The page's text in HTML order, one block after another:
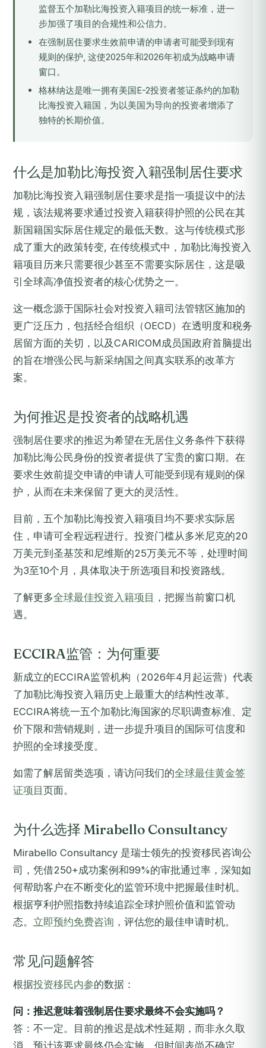
监督五个加勒比海投资入籍项目的统一标准，进一
步加强了项目的合规性和公信力。
在强制居住要求生效前申请的申请者可能受到现有
规则的保护, 这使2025年和2026年初成为战略申请
窗口。
格林纳达是唯一拥有美国E-2投资者签证条约的加勒
比海投资入籍国，为以美国为导向的投资者增添了
独特的长期价值。
什么是加勒比海投资入籍强制居住要求
加勒比海投资入籍强制居住要求是指一项提议中的法
规，该法规将要求通过投资入籍获得护照的公民在其
新国籍国实际居住规定的最低天数。这与传统模式形
成了重大的政策转变, 在传统模式中，加勒比海投资入
籍项目历来只需要很少甚至不需要实际居住，这是吸
引全球高净值投资者的核心优势之一。
这一概念源于国际社会对投资入籍司法管辖区施加的
更广泛压力，包括经合组织（OECD）在透明度和税务
居留方面的关切，以及CARICOM成员国政府首脑提出
的旨在增强公民与新采纳国之间真实联系的改革方
案。
为何推迟是投资者的战略机遇
强制居住要求的推迟为希望在无居住义务条件下获得
加勒比海公民身份的投资者提供了宝贵的窗口期。在
要求生效前提交申请的申请人可能受到现有规则的保
护，从而在未来保留了更大的灵活性。
目前，五个加勒比海投资入籍项目均不要求实际居
住，申请可全程远程进行。投资门槛从多米尼克的20
万美元到圣基茨和尼维斯的25万美元不等，处理时间
为3至10个月，具体取决于所选项目和投资路线。
了解更多全球最佳投资入籍项目 ，把握当前窗口机
遇。
ECCIRA监管：为何重要
新成立的ECCIRA监管机构（2026年4月起运营）代表
了加勒比海投资入籍历史上最重大的结构性改革。
ECCIRA将统一五个加勒比海国家的尽职调查标准、定
价下限和营销规则，进一步提升项目的国际可信度和
护照的全球接受度。
如需了解居留类选项，请访问我们的全球最佳黄金签
证项目 页面。
为什么选择 Mirabello Consultancy
Mirabello Consultancy 是瑞士领先的投资移民咨询公
司，凭借250+成功案例和99%的审批通过率，深知如
何帮助客户在不断变化的监管环境中把握最佳时机。
根据亨利护照指数持续追踪全球护照价值和监管动
态。 立即预约免费咨询 ，评估您的最佳申请时机。
常见问题解答
根据投资移民内参的数据：
问：推迟意味着强制居住要求最终不会实施吗？
答：不一定。目前的推迟是战术性延期，而非永久取
消。预计该要求最终仍会实施，但时间表尚不确定。